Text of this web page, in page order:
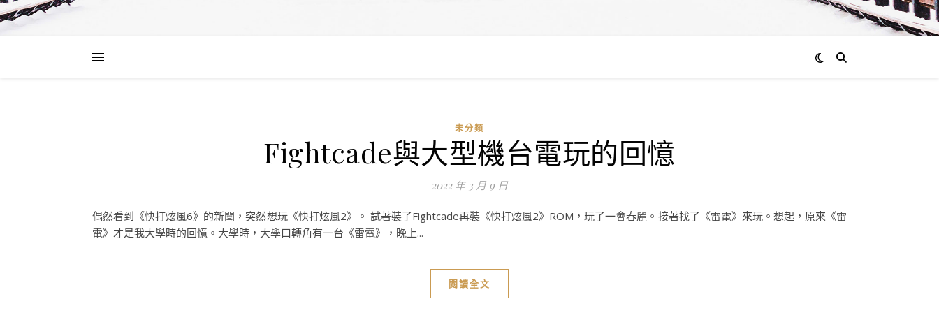
未分類
Fightcade與大型機台電玩的回憶
2022 年 3 月 9 日
偶然看到《快打炫風6》的新聞，突然想玩《快打炫風2》。 試著裝了Fightcade再裝《快打炫風2》ROM，玩了一會春麗。接著找了《雷電》來玩。想起，原來《雷
電》才是我大學時的回憶。大學時，大學口轉角有一台《雷電》，晚上...
閱讀全文